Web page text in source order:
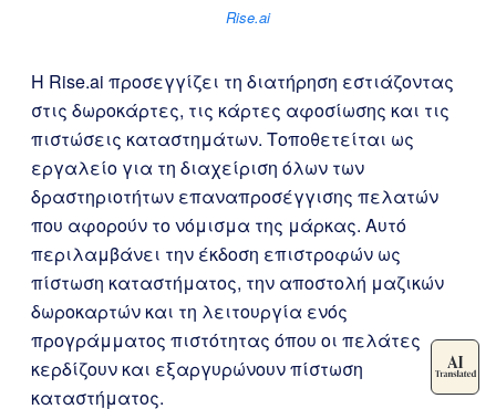
Rise.ai
Η Rise.ai προσεγγίζει τη διατήρηση εστιάζοντας
στις δωροκάρτες, τις κάρτες αφοσίωσης και τις
πιστώσεις καταστημάτων. Τοποθετείται ως
εργαλείο για τη διαχείριση όλων των
δραστηριοτήτων επαναπροσέγγισης πελατών
που αφορούν το νόμισμα της μάρκας. Αυτό
περιλαμβάνει την έκδοση επιστροφών ως
πίστωση καταστήματος, την αποστολή μαζικών
δωροκαρτών και τη λειτουργία ενός
προγράμματος πιστότητας όπου οι πελάτες
κερδίζουν και εξαργυρώνουν πίστωση
καταστήματος.